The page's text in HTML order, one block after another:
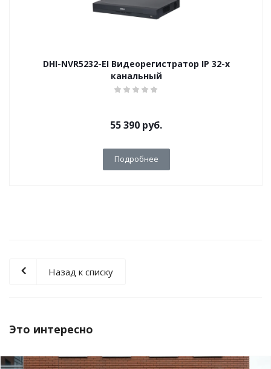
DHI-NVR5232-EI Видеорегистратор IP 32-х
канальный
55 390 руб.
Подробнее
Назад к списку
Это интересно